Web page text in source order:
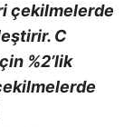
çekilmelerde
C
%2’lik